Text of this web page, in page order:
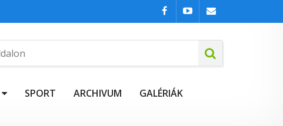
SPORT ARCHIVUM GALÉRIÁK